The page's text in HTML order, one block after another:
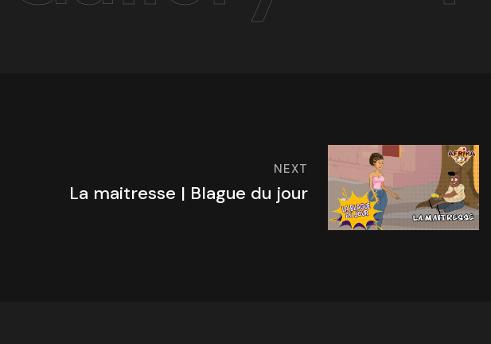
NEXT
La maitresse | Blague du jour